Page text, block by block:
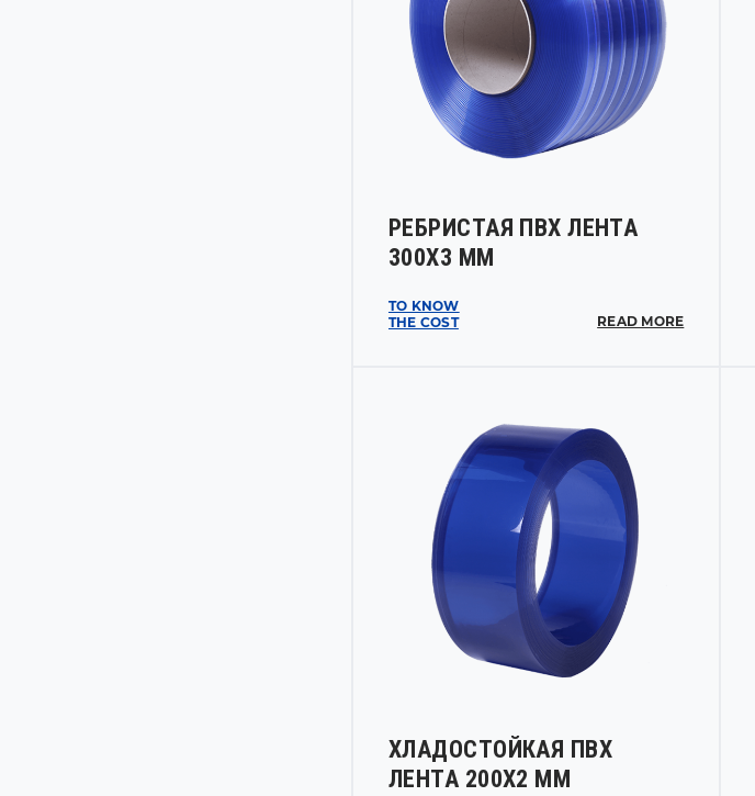
РЕБРИСТАЯ ПВХ ЛЕНТА
300Х3 ММ
TO KNOW
THE COST
READ MORE
ХЛАДОСТОЙКАЯ ПВХ
ЛЕНТА 200Х2 ММ